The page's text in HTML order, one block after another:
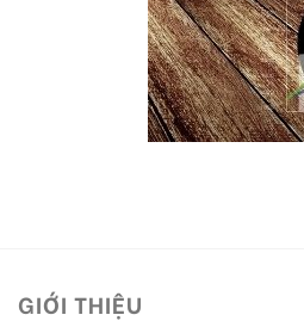
GIỚI THIỆU